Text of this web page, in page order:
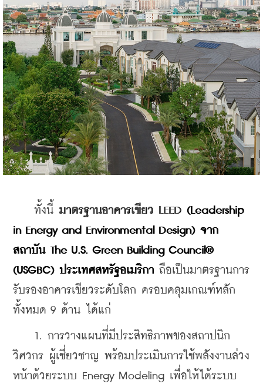
ทั้งนี้ มาตรฐานอาคารเขียว LEED (Leadership
in Energy and Environmental Design) จาก
สถาบัน The U.S. Green Building Council®
(USGBC) ประเทศสหรัฐอเมริกา ถือเป็นมาตรฐานการ
รับรองอาคารเขียวระดับโลก ครอบคลุมเกณฑ์หลัก
ทั้งหมด 9 ด้าน ได้แก่
1. การวางแผนที่มีประสิทธิภาพของสถาปนิก
วิศวกร ผู้เชี่ยวชาญ พร้อมประเมินการใช้พลังงานล่วง
หน้าด้วยระบบ Energy Modeling เพื่อให้ได้ระบบ